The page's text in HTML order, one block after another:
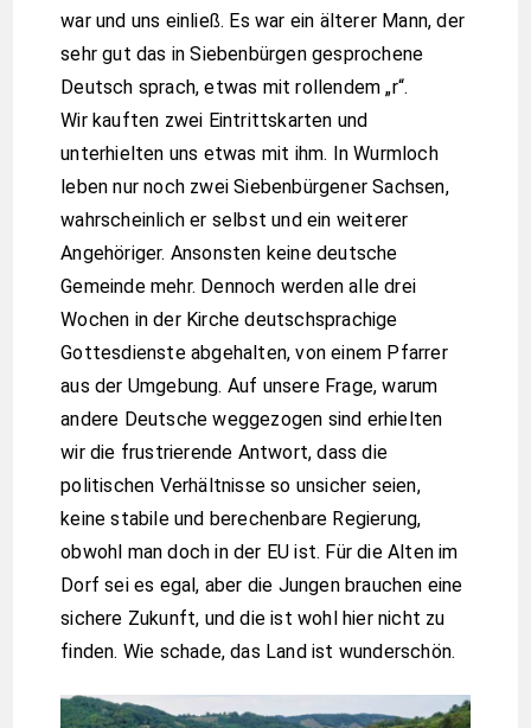
war und uns einließ. Es war ein älterer Mann, der
sehr gut das in Siebenbürgen gesprochene
Deutsch sprach, etwas mit rollendem „r“.
Wir kauften zwei Eintrittskarten und
unterhielten uns etwas mit ihm. In Wurmloch
leben nur noch zwei Siebenbürgener Sachsen,
wahrscheinlich er selbst und ein weiterer
Angehöriger. Ansonsten keine deutsche
Gemeinde mehr. Dennoch werden alle drei
Wochen in der Kirche deutschsprachige
Gottesdienste abgehalten, von einem Pfarrer
aus der Umgebung. Auf unsere Frage, warum
andere Deutsche weggezogen sind erhielten
wir die frustrierende Antwort, dass die
politischen Verhältnisse so unsicher seien,
keine stabile und berechenbare Regierung,
obwohl man doch in der EU ist. Für die Alten im
Dorf sei es egal, aber die Jungen brauchen eine
sichere Zukunft, und die ist wohl hier nicht zu
finden. Wie schade, das Land ist wunderschön.